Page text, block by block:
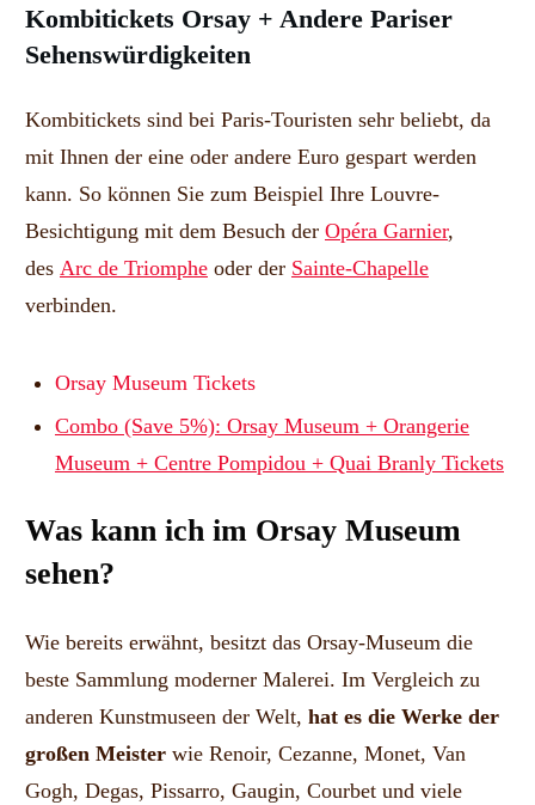
Kombitickets Orsay + Andere Pariser
Sehenswürdigkeiten
Kombitickets sind bei Paris-Touristen sehr beliebt, da
mit Ihnen der eine oder andere Euro gespart werden
kann. So können Sie zum Beispiel Ihre Louvre-
Besichtigung mit dem Besuch der Opéra Garnier,
des Arc de Triomphe oder der Sainte-Chapelle
verbinden.
Orsay Museum Tickets
Combo (Save 5%): Orsay Museum + Orangerie
Museum + Centre Pompidou + Quai Branly Tickets
Was kann ich im Orsay Museum
sehen?
Wie bereits erwähnt, besitzt das Orsay-Museum die
beste Sammlung moderner Malerei. Im Vergleich zu
anderen Kunstmuseen der Welt, hat es die Werke der
großen Meister wie Renoir, Cezanne, Monet, Van
Gogh, Degas, Pissarro, Gaugin, Courbet und viele